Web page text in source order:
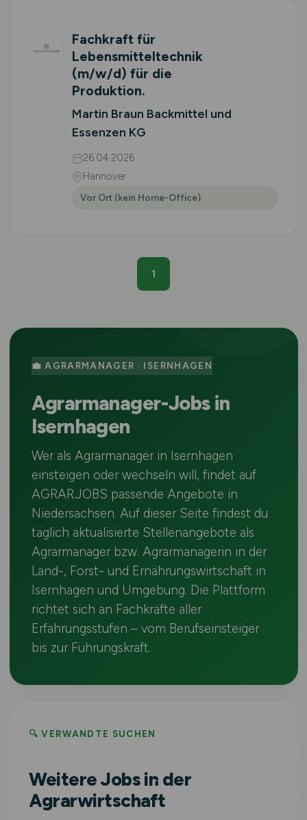
Fachkraft für
Lebensmitteltechnik
(m/w/d) für die
Produktion.
Martin Braun Backmittel und
Essenzen KG
26.04.2026
Hannover
Vor Ort (kein Home-Office)
1
💼 AGRARMANAGER · ISERNHAGEN
Agrarmanager-Jobs in
Isernhagen
Wer als Agrarmanager in Isernhagen
einsteigen oder wechseln will, findet auf
AGRAR.JOBS passende Angebote in
Niedersachsen. Auf dieser Seite findest du
täglich aktualisierte Stellenangebote als
Agrarmanager bzw. Agrarmanagerin in der
Land-, Forst- und Ernährungswirtschaft in
Isernhagen und Umgebung. Die Plattform
richtet sich an Fachkräfte aller
Erfahrungsstufen – vom Berufseinsteiger
bis zur Führungskraft.
🔍 VERWANDTE SUCHEN
Weitere Jobs in der
Agrarwirtschaft